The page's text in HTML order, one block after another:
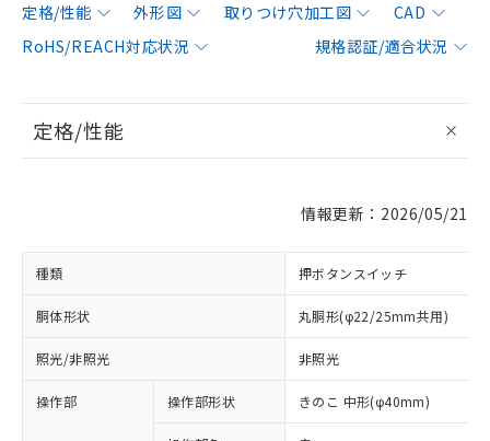
定格/性能 外形図 取りつけ穴加工図
CAD
RoHS/REACH対応状況
規格認証/適合状況
定格/性能
情報更新：2026/05/21
種類 押ボタンスイッチ
胴体形状 丸胴形(φ22/25mm共用)
照光/非照光 非照光
操作部 操作部形状 きのこ 中形(φ40mm)